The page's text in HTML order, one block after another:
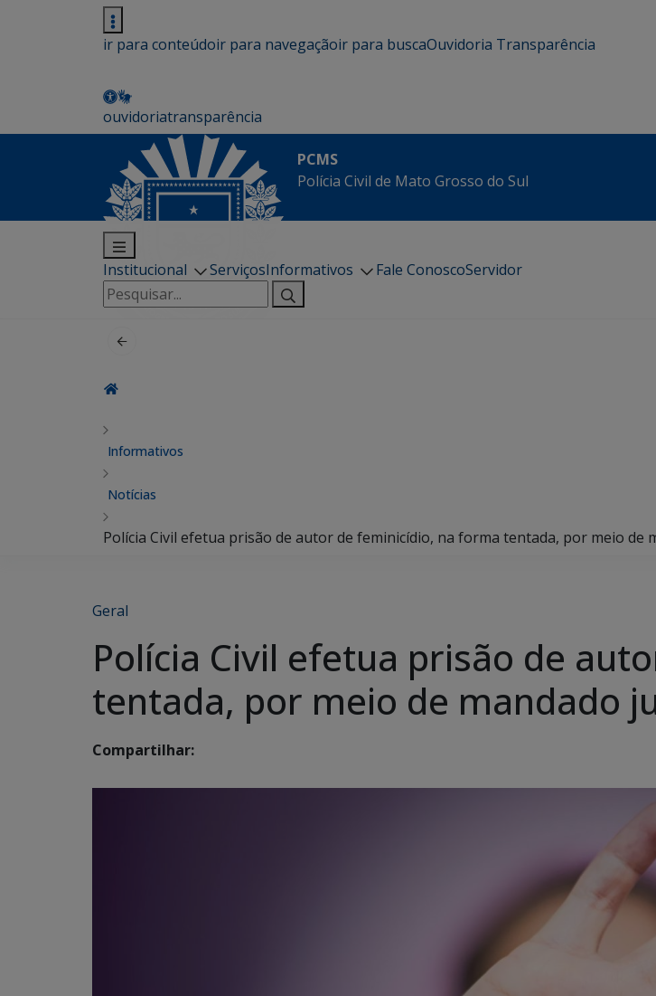
ir para conteúdoir para navegaçãoir para buscaOuvidoria Transparência
ouvidoriatransparência
PCMS
Polícia Civil de Mato Grosso do Sul
Institucional ServiçosInformativos Fale ConoscoServidor
Pesquisar
por:
Informativos
Notícias
Polícia Civil efetua prisão de autor de feminicídio, na forma tentada, por meio de
Geral
Polícia Civil efetua prisão de
tentada, por meio de mandado
Compartilhar: